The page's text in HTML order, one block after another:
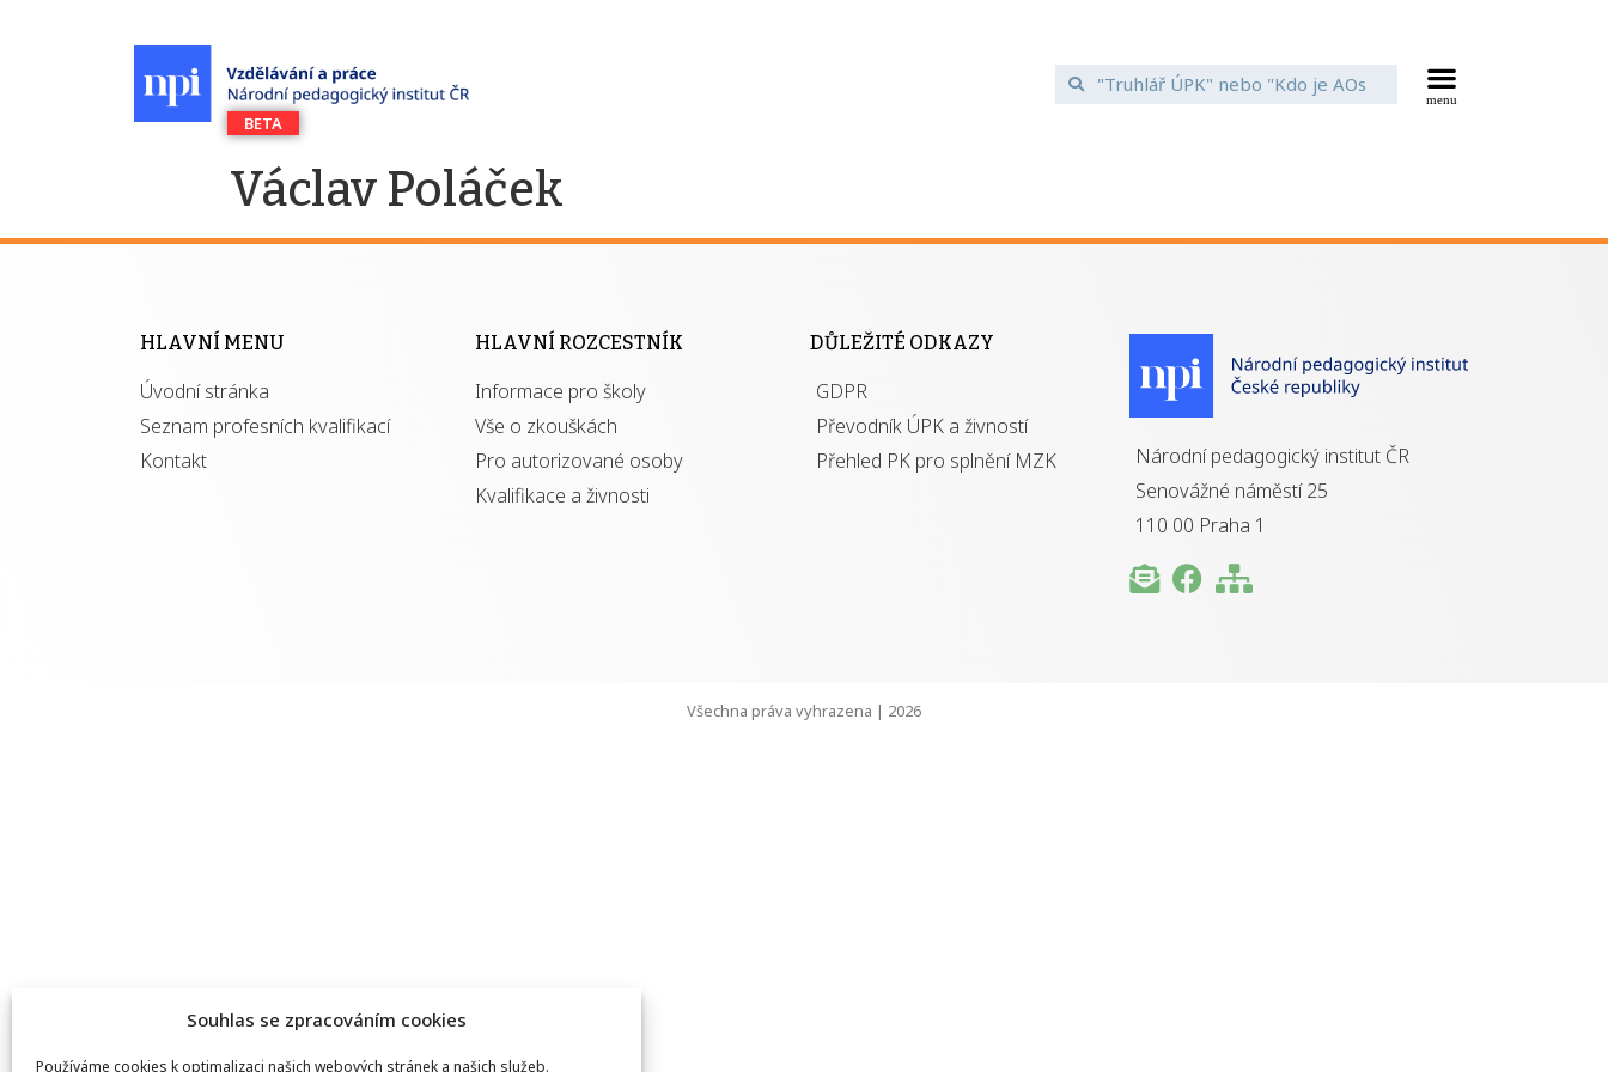
Souhlas se zpracováním cookies
Používáme cookies k optimalizaci našich webových stránek a našich služeb.
Václav Poláček
HLAVNÍ MENU
Úvodní stránka
Seznam profesních kvalifikací
Kontakt
HLAVNÍ ROZCESTNÍK
Informace pro školy
Vše o zkouškách
Pro autorizované osoby
Kvalifikace a živnosti
DŮLEŽITÉ ODKAZY
GDPR
Převodník ÚPK a živností
Přehled PK pro splnění MZK
Národní pedagogický institut ČR
Senovážné náměstí 25
110 00 Praha 1
Všechna práva vyhrazena | 2026